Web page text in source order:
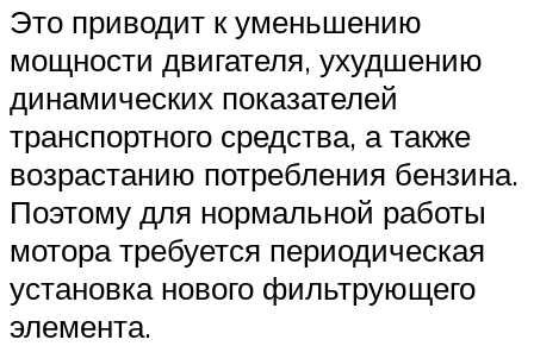
Это приводит к уменьшению
мощности двигателя, ухудшению
динамических показателей
транспортного средства, а также
возрастанию потребления бензина.
Поэтому для нормальной работы
мотора требуется периодическая
установка нового фильтрующего
элемента.